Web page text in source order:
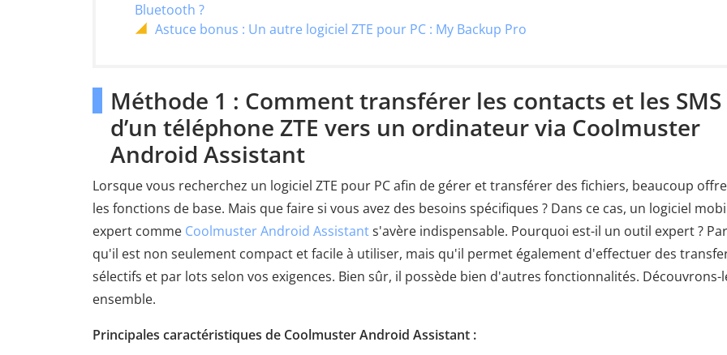
Bluetooth ?
Astuce bonus : Un autre logiciel ZTE pour PC : My Backup Pro
Méthode 1 : Comment transférer les contacts et les SMS
d’un téléphone ZTE vers un ordinateur via Coolmuster
Android Assistant
Lorsque vous recherchez un logiciel ZTE pour PC afin de gérer et transférer des fichiers, beaucoup
les fonctions de base. Mais que faire si vous avez des besoins spécifiques ? Dans ce cas, un logiciel
expert comme Coolmuster Android Assistants'avère indispensable. Pourquoi est-il un outil expert ?
qu'il est non seulement compact et facile à utiliser, mais qu'il permet également d'effectuer des
sélectifs et par lots selon vos exigences. Bien sûr, il possède bien d'autres fonctionnalités. Découvrons-
ensemble.
Principales caractéristiques de Coolmuster Android Assistant :